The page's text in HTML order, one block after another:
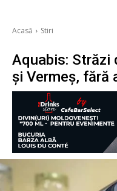
Acasă Stiri
Aquabis: Străzi
și Vermeș, fără